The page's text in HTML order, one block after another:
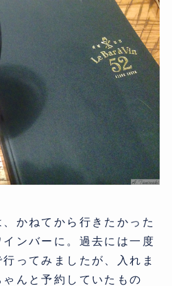
かねてから行きたかった
ンバーに。過去には一度
ってみましたが、入れま
んと予約していたもの